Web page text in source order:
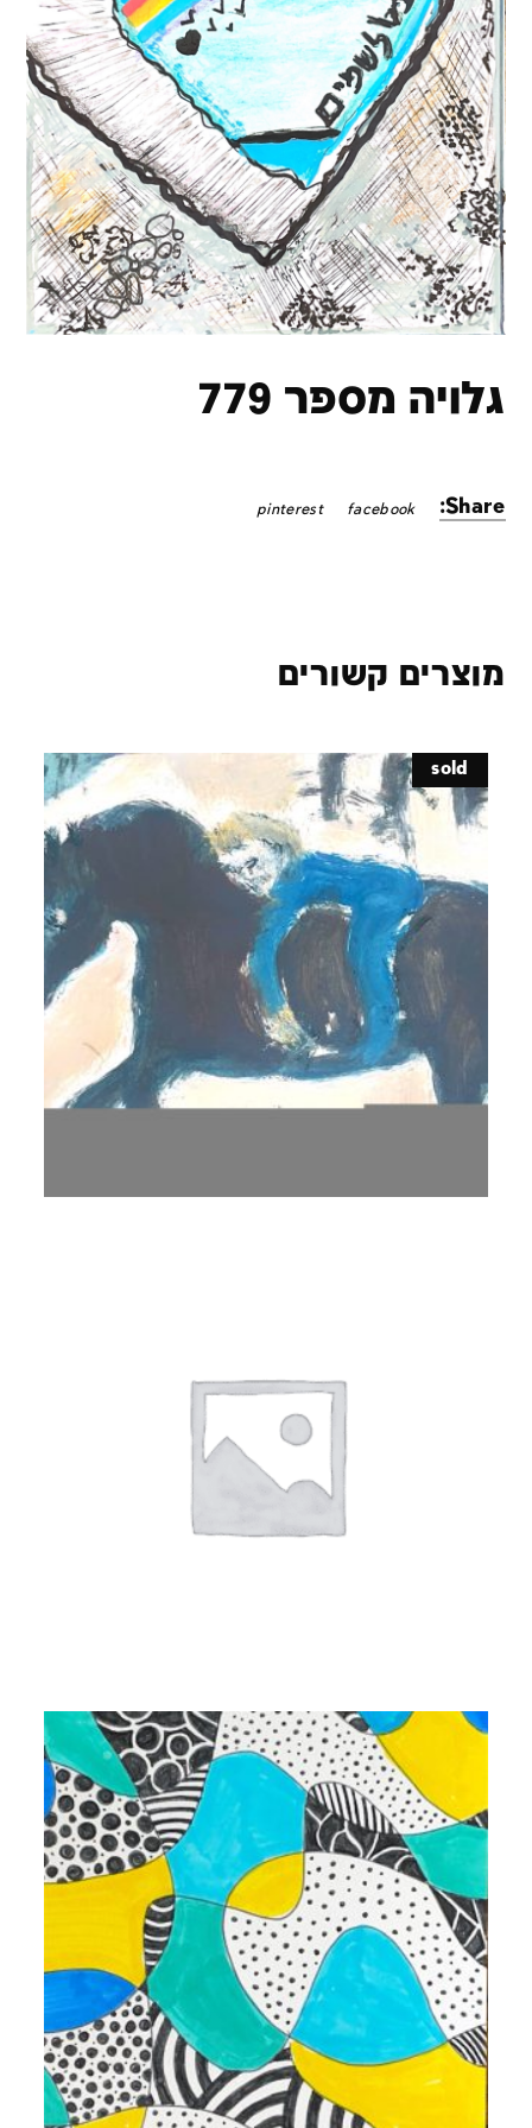
גלויה מספר 779
Share:
facebook
pinterest
מוצרים קשורים
sold